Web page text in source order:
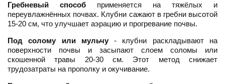
Гребневый способ применяется на тяжёлых и
переувлажнённых почвах. Клубни сажают в гребни высотой
15-20 см, что улучшает аэрацию и прогревание почвы.
Под солому или мульчу- клубни раскладывают на
поверхности почвы и засыпают слоем соломы или
скошенной травы 20-30 см. Этот метод снижает
трудозатраты на прополку и окучивание.